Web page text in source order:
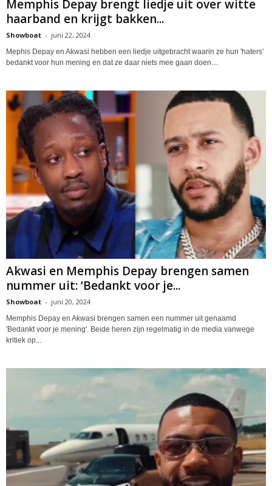
Memphis Depay brengt liedje uit over witte
haarband en krijgt bakken...
Showboat - juni 22, 2024
Mephis Depay en Akwasi hebben een liedje uitgebracht waarin ze hun 'haters'
bedankt voor hun mening en dat ze daar niets mee gaan doen....
Akwasi en Memphis Depay brengen samen
nummer uit: ‘Bedankt voor je...
Showboat - juni 20, 2024
Memphis Depay en Akwasi brengen samen een nummer uit genaamd
'Bedankt voor je mening'. Beide heren zijn regelmatig in de media vanwege
kritiek op...